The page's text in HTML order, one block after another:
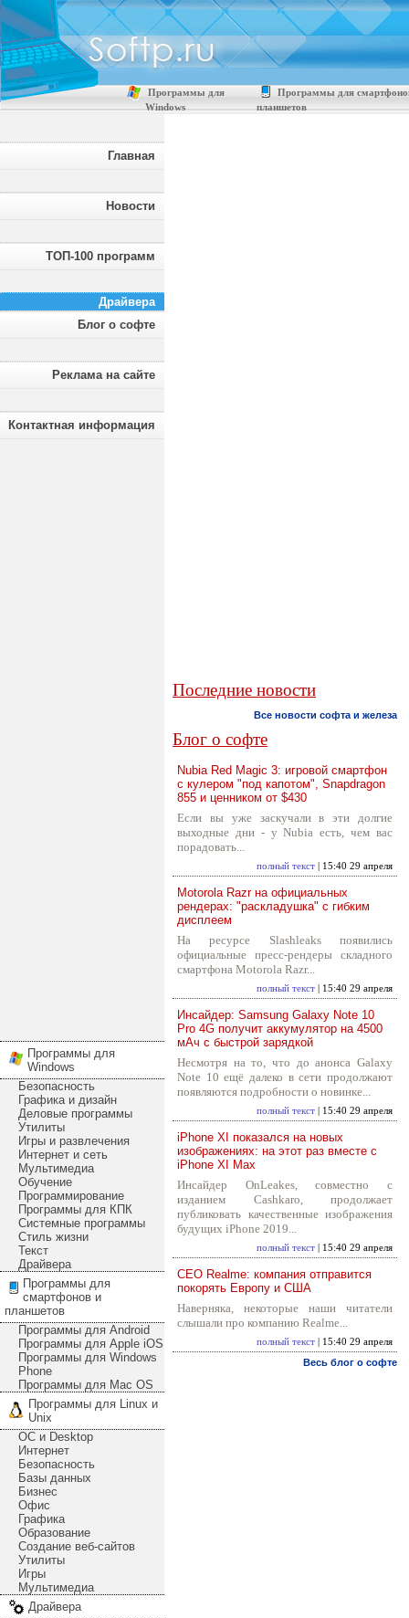
Программы для
Windows
Программы для
планшетов
Главная
Новости
ТОП-100 программ
Драйвера
Блог о софте
Реклама на сайте
Контактная информация
Программы для
Windows
Безопасность
Графика и дизайн
Деловые программы
Утилиты
Игры и развлечения
Интернет и сеть
Мультимедиа
Обучение
Программирование
Программы для КПК
Системные программы
Стиль жизни
Текст
Драйвера
Программы для
смартфонов и
планшетов
Программы для Android
Программы для Apple iOS
Программы для Windows
Phone
Программы для Mac OS
Программы для Linux и
Unix
ОС и Desktop
Интернет
Безопасность
Базы данных
Бизнес
Офис
Графика
Образование
Создание веб-сайтов
Утилиты
Игры
Мультимедиа
Драйвера
Последние новости
Все новости софта и железа
Блог о софте
Nubia Red Magic 3: игровой смартфон
с кулером "под капотом", Snapdragon
855 и ценником от $430
Если вы уже заскучали в эти долгие
выходные дни - у Nubia есть, чем вас
порадовать...
полный текст | 15:40 29 апреля
Motorola Razr на официальных
рендерах: "раскладушка" с гибким
дисплеем
На ресурсе Slashleaks появились
официальные пресс-рендеры складного
смартфона Motorola Razr...
полный текст | 15:40 29 апреля
Инсайдер: Samsung Galaxy Note 10
Pro 4G получит аккумулятор на 4500
мАч с быстрой зарядкой
Несмотря на то, что до анонса Galaxy
Note 10 ещё далеко в сети продолжают
появляются подробности о новинке...
полный текст | 15:40 29 апреля
iPhone XI показался на новых
изображениях: на этот раз вместе с
iPhone XI Max
Инсайдер OnLeakes, совместно с
изданием Cashkaro, продолжает
публиковать качественные изображения
будущих iPhone 2019...
полный текст | 15:40 29 апреля
CEO Realme: компания отправится
покорять Европу и США
Наверняка, некоторые наши читатели
слышали про компанию Realme...
полный текст | 15:40 29 апреля
Весь блог о софте